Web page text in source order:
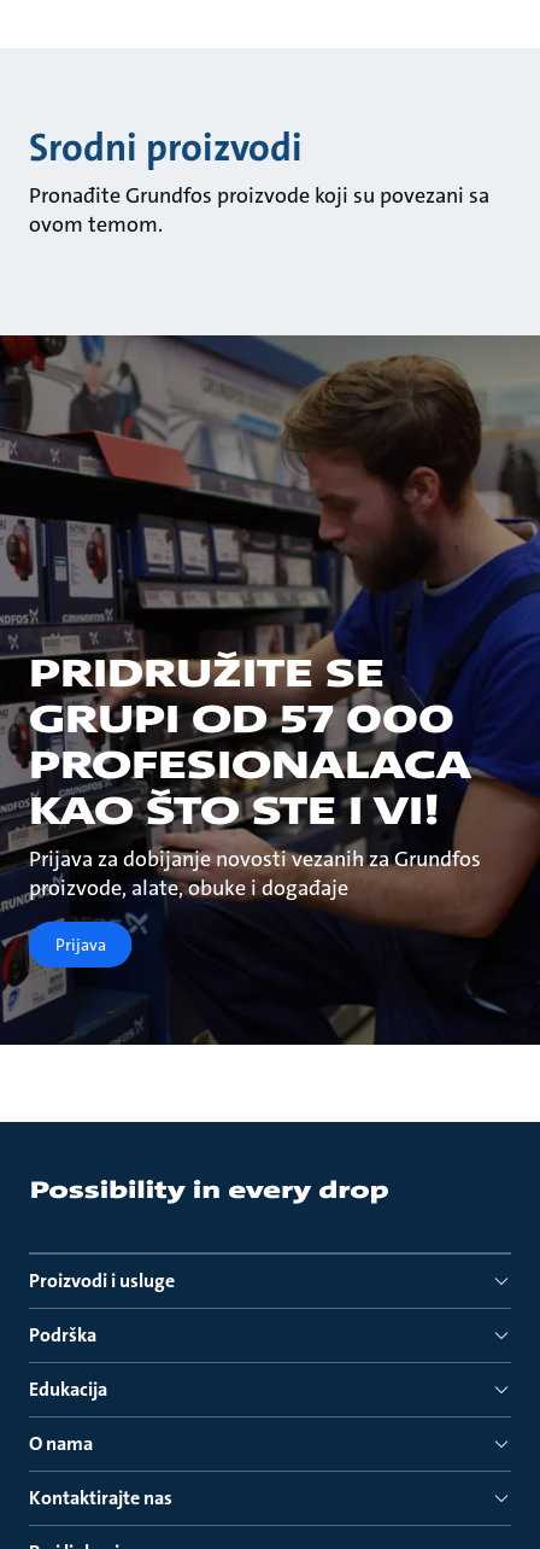
Srodni proizvodi
Pronađite Grundfos proizvode koji su povezani sa
ovom temom.
PRIDRUŽITE SE
GRUPI OD 57 000
PROFESIONALACA
KAO ŠTO STE I VI!
Prijava za dobijanje novosti vezanih za Grundfos
proizvode, alate, obuke i događaje
Prijava
Proizvodi i usluge
Podrška
Edukacija
O nama
Kontaktirajte nas